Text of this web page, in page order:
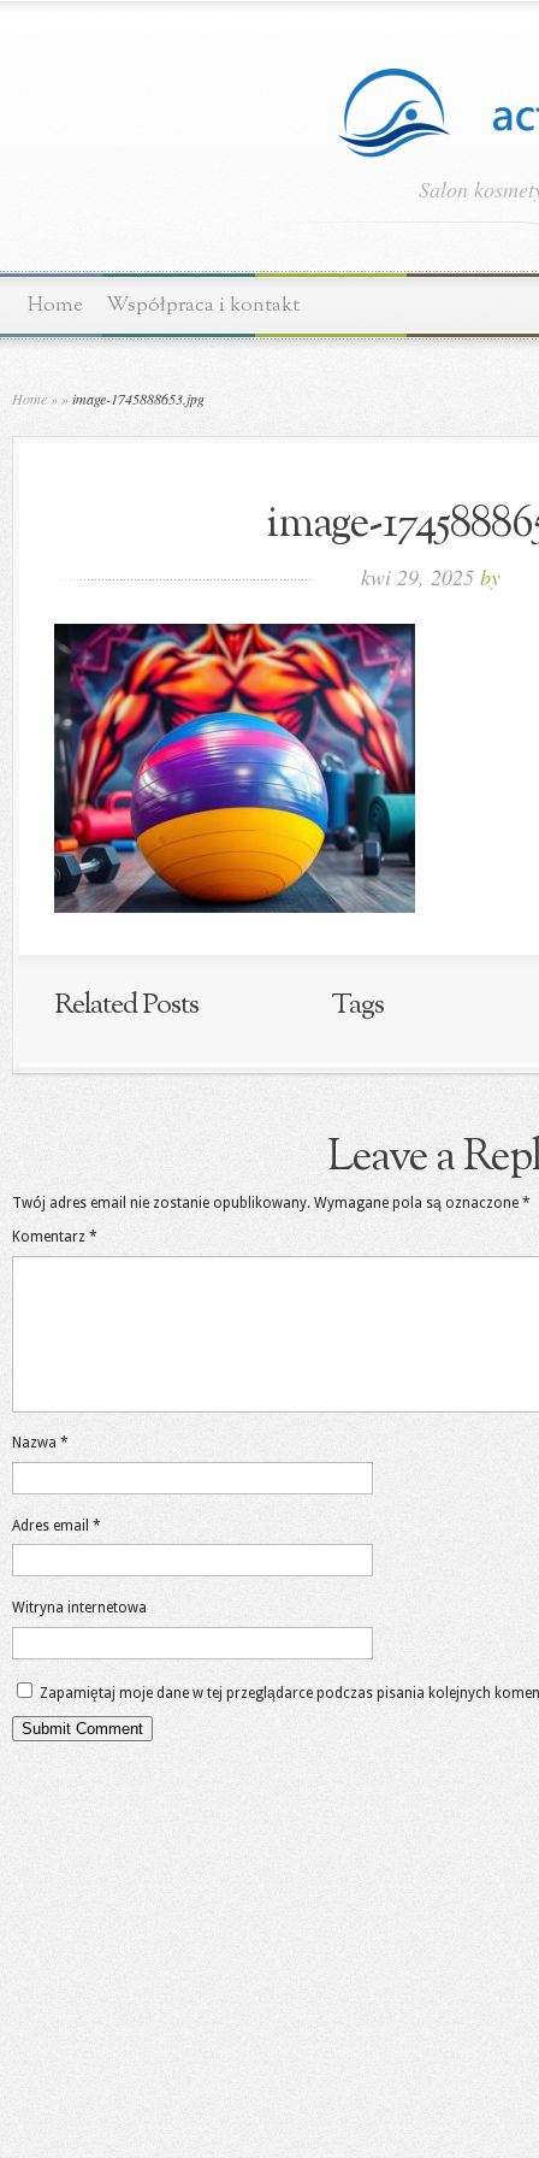
Salon
Home Współpraca i kontakt
Home » »image-1745888653.jpg
image-
kwi 29, 2025 by
Related Posts Tags
Leave a
Twój adres email nie zostanie opublikowany. Wymagane pola są oznaczone *
Komentarz *
Nazwa *
Adres email *
Witryna internetowa
Zapamiętaj moje dane w tej przeglądarce podczas pisania kolejnych